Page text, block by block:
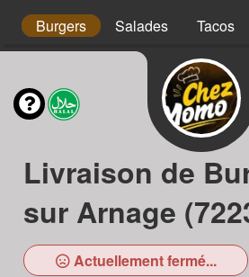
Burgers Salades Tacos
Livraison de
sur Arnage
Actuellement fermé...